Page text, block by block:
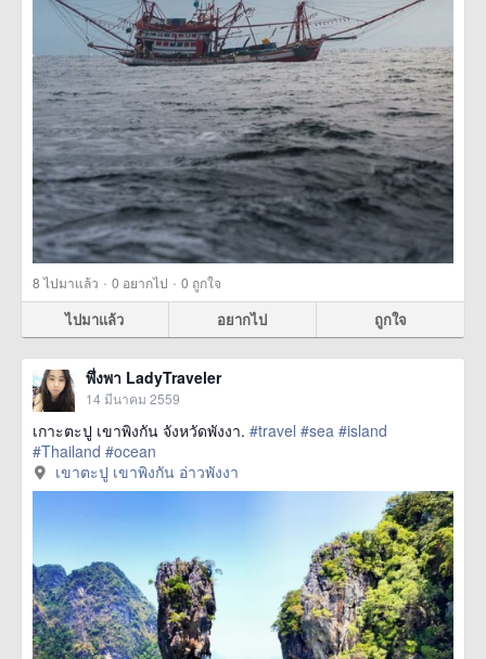
8ไปมาแล้ว · 0 อยากไป · 0 ถูกใจ
ไปมาแล้ว อยากไป ถูกใจ
พึ่งพา LadyTraveler
14 มีนาคม 2559
เกาะตะปู เขาพิงกัน จังหวัดพังงา. #travel #sea #island
#Thailand #ocean
เขาตะปู เขาพิงกัน อ่าวพังงา